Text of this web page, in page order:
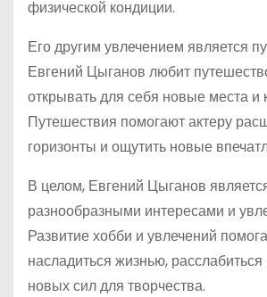
физической кондиции.
Его другим увлечением является
Евгений Цыганов любит
открывать для себя новые места и
Путешествия помогают актеру
горизонты и ощутить новые
В целом, Евгений Цыганов
разнообразными интересами и
Развитие хобби и увлечений
насладиться жизнью, расслабиться
новых сил для творчества.